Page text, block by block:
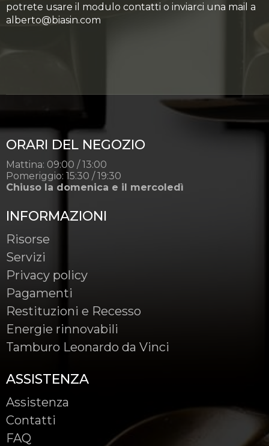
potrete usare il modulo contatti o inviarci una mail a
alberto@biasin.com
ORARI DEL NEGOZIO
Mattina: 09:00 / 13:00
Pomeriggio: 15:30 / 19:30
Chiuso la domenica e il mercoledì
INFORMAZIONI
Risorse
Servizi
Privacy policy
Pagamenti
Restituzioni e Recesso
Energie rinnovabili
Tamburo Leonardo da Vinci
ASSISTENZA
Assistenza
Contatti
FAQ